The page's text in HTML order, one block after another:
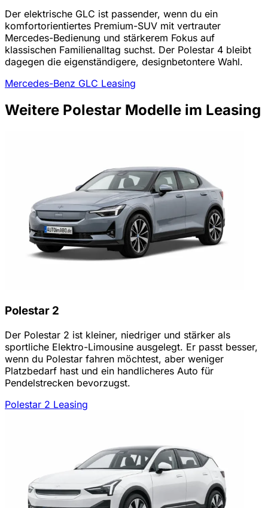
Der elektrische GLC ist passender, wenn du ein
komfortorientiertes Premium-SUV mit vertrauter
Mercedes-Bedienung und stärkerem Fokus auf
klassischen Familienalltag suchst. Der Polestar 4 bleibt
dagegen die eigenständigere, designbetontere Wahl.
Mercedes-Benz GLC Leasing
Weitere Polestar Modelle im Leasing
Polestar 2
Der Polestar 2 ist kleiner, niedriger und stärker als
sportliche Elektro-Limousine ausgelegt. Er passt besser,
wenn du Polestar fahren möchtest, aber weniger
Platzbedarf hast und ein handlicheres Auto für
Pendelstrecken bevorzugst.
Polestar 2 Leasing